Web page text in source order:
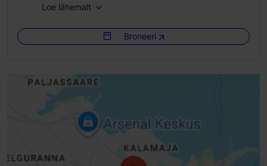
Istekohtade arv: 52
WiFi
Loe lähemalt
Broneeri